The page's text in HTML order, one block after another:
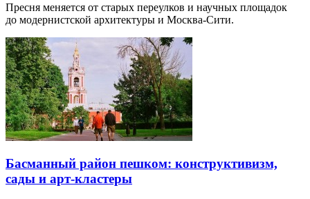
Пресня меняется от старых переулков и научных площадок
до модернистской архитектуры и Москва-Сити.
Басманный район пешком: конструктивизм,
сады и арт-кластеры